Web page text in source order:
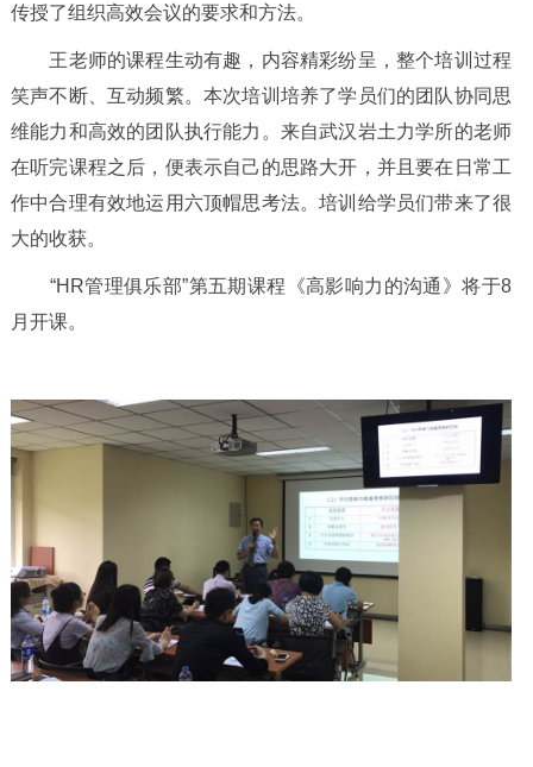
传授了组织高效会议的要求和方法。
王老师的课程生动有趣，内容精彩纷呈，整个培训过程
笑声不断、互动频繁。本次培训培养了学员们的团队协同思
维能力和高效的团队执行能力。来自武汉岩土力学所的老师
在听完课程之后，便表示自己的思路大开，并且要在日常工
作中合理有效地运用六顶帽思考法。培训给学员们带来了很
大的收获。
“HR管理俱乐部”第五期课程《高影响力的沟通》将于8
月开课。